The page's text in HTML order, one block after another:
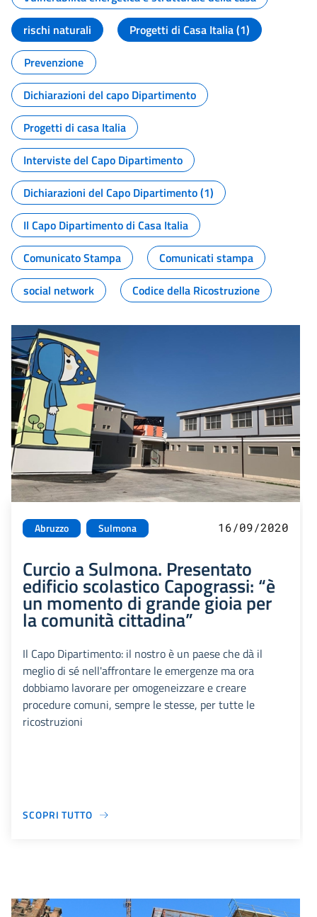
rischi naturali
Progetti di Casa Italia (1)
Prevenzione
Dichiarazioni del capo Dipartimento
Progetti di casa Italia
Interviste del Capo Dipartimento
Dichiarazioni del Capo Dipartimento (1)
Il Capo Dipartimento di Casa Italia
Comunicato Stampa
Comunicati stampa
social network
Codice della Ricostruzione
Abruzzo Sulmona 16/09/2020
Curcio a Sulmona. Presentato
edificio scolastico Capograssi: “è
un momento di grande gioia per
la comunità cittadina”
Il Capo Dipartimento: il nostro è un paese che dà il
meglio di sé nell'affrontare le emergenze ma ora
dobbiamo lavorare per omogeneizzare e creare
procedure comuni, sempre le stesse, per tutte le
ricostruzioni
SCOPRI TUTTO